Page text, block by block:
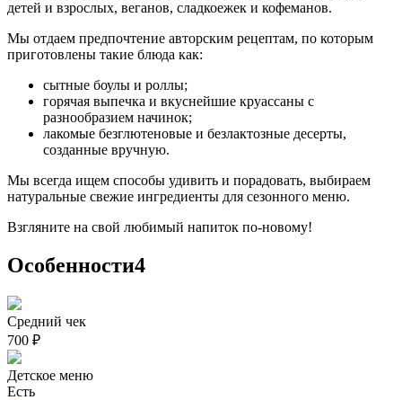
детей и взрослых, веганов, сладкоежек и кофеманов.
Мы отдаем предпочтение авторским рецептам, по которым
приготовлены такие блюда как:
сытные боулы и роллы;
горячая выпечка и вкуснейшие круассаны с
разнообразием начинок;
лакомые безглютеновые и безлактозные десерты,
созданные вручную.
Мы всегда ищем способы удивить и порадовать, выбираем
натуральные свежие ингредиенты для сезонного меню.
Взгляните на свой любимый напиток по-новому!
Особенности4
Средний чек
700 ₽
Детское меню
Есть